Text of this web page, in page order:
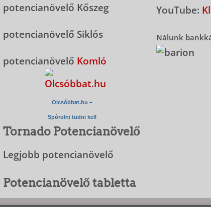
potencianövelő Kőszeg
potencianövelő Siklós
potencianövelő Komló
Olcsóbbat.hu –
Spórolni tudni kell
Tornado Potencianövelő
Legjobb potencianövelő
Potencianövelő tabletta
YouTube:
Nálunk